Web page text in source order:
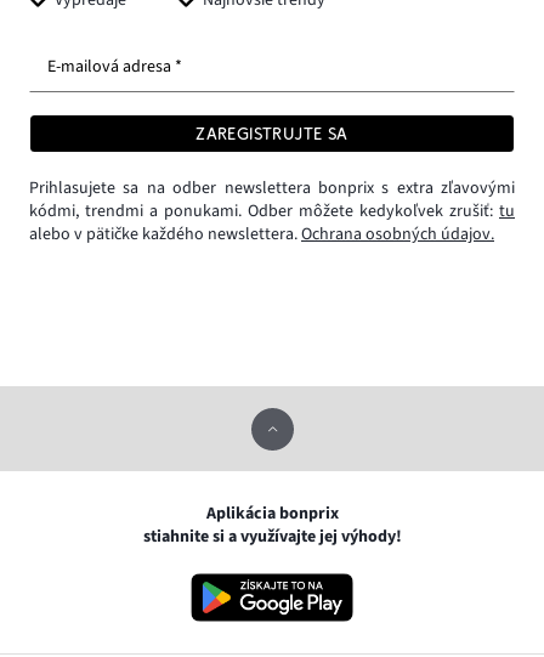
E-mailová adresa *
ZAREGISTRUJTE SA
Prihlasujete sa na odber newslettera bonprix s extra zľavovými
kódmi, trendmi a ponukami. Odber môžete kedykoľvek zrušiť: tu
alebo v pätičke každého newslettera.Ochrana osobných údajov.
Aplikácia bonprix
stiahnite si a využívajte jej výhody!